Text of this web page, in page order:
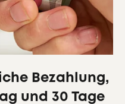
Bezahlung,
und 30 Tage